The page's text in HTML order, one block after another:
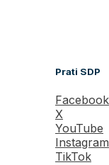
Prati SDP
Facebook
X
YouTube
Instagram
TikTok